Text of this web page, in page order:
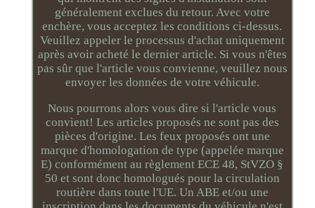
généralement exclues du retour. Avec votre
enchère, vous acceptez les conditions ci-dessus.
Veuillez appeler le processus d'achat uniquement
après avoir acheté le dernier article. Si vous n'êtes
pas sûr que l'article vous convienne, veuillez nous
envoyer les données de votre véhicule.
Nous pourrons alors vous dire si l'article vous
convient! Les articles proposés ne sont pas des
pièces d'origine. Les feux proposés ont une
marque d'homologation de type (appelée marque
E) conformément au règlement ECE 48, StVZO §
50 et sont donc homologués pour la circulation
routière dans toute l'UE. Un ABE et/ou une